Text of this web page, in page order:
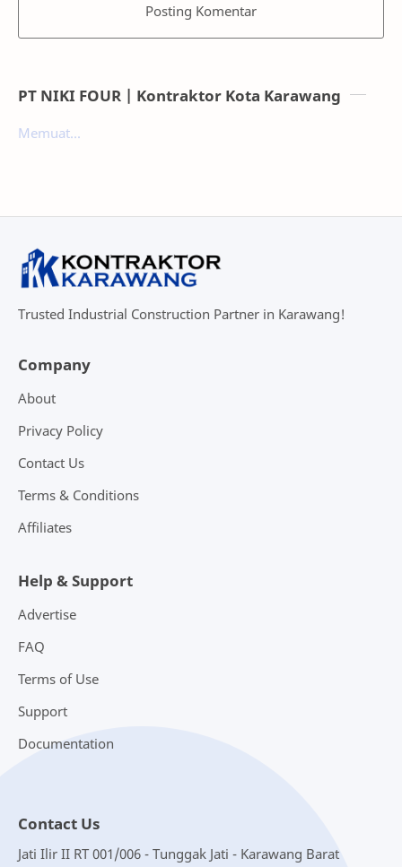
Posting Komentar
PT NIKI FOUR | Kontraktor Kota Karawang
Memuat...
Trusted Industrial Construction Partner in Karawang!
Company
About
Privacy Policy
Contact Us
Terms & Conditions
Affiliates
Help & Support
Advertise
FAQ
Terms of Use
Support
Documentation
Contact Us
Jati Ilir II RT 001/006 - Tunggak Jati - Karawang Barat